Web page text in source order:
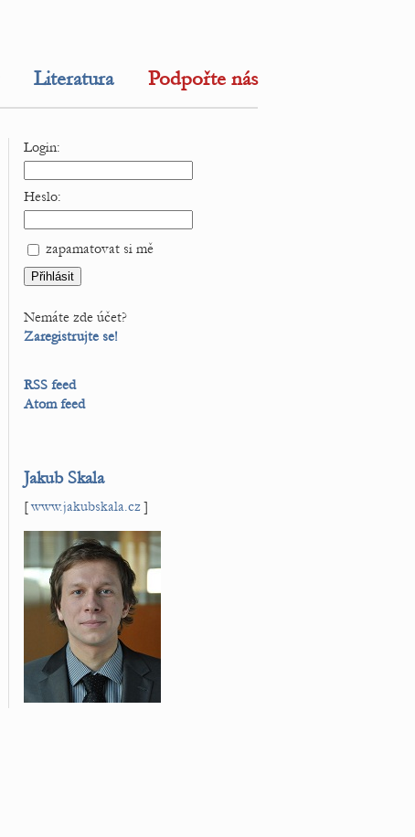
Literatura Podpořte nás
Login:
Heslo:
zapamatovat si mě
Nemáte zde účet?
Zaregistrujte se!
RSS feed
Atom feed
Jakub Skala
[www.jakubskala.cz]